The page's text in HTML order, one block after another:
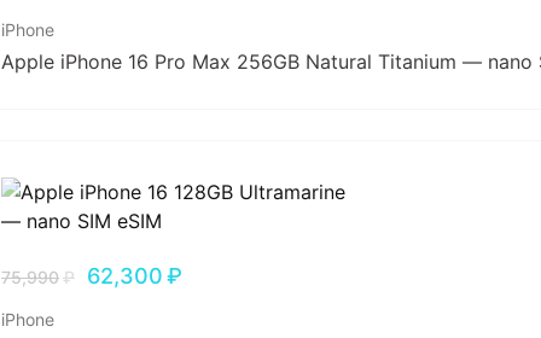
iPhone
Apple iPhone 16 Pro Max 256GB Natural Titanium — nano
75,990₽ 62,300₽
iPhone